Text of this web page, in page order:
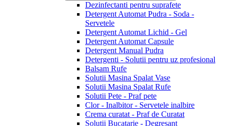
Dezinfectanti pentru suprafete
Detergent Automat Pudra - Soda -
Servetele
Detergent Automat Lichid - Gel
Detergent Automat Capsule
Detergent Manual Pudra
Detergenti - Solutii pentru uz profesional
Balsam Rufe
Solutii Masina Spalat Vase
Solutii Masina Spalat Rufe
Solutii Pete - Praf pete
Clor - Inalbitor - Servetele inalbire
Crema curatat - Praf de Curatat
Solutii Bucatarie - Degresant